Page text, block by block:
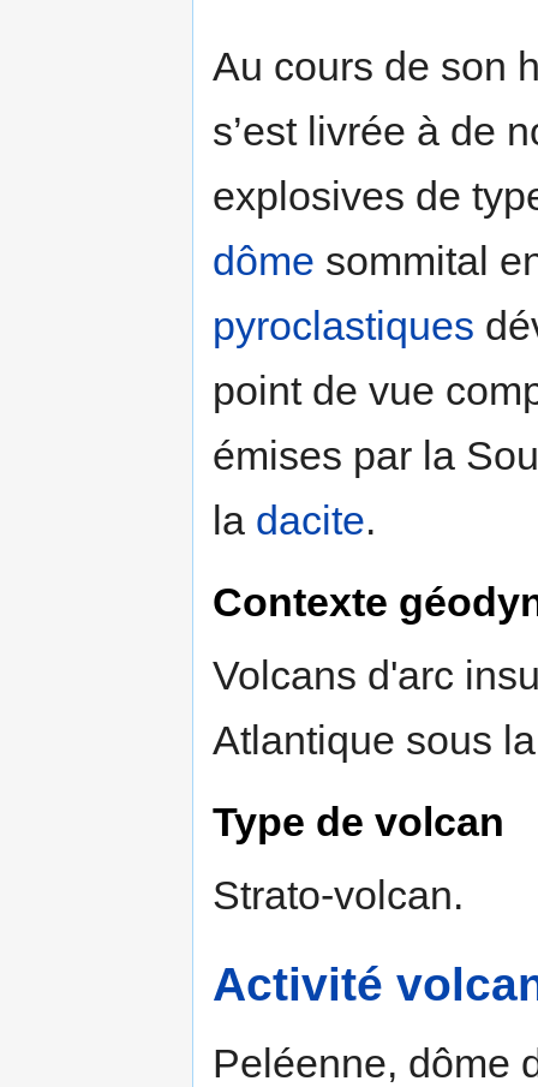
Au cours de son
s’est livrée à de
explosives de
dôme sommital
pyroclastiques
point de vue
émises par la
la dacite.
Contexte
Volcans d'arc
Atlantique sous
Type de volcan
Strato-volcan.
Activité
Peléenne, dôme